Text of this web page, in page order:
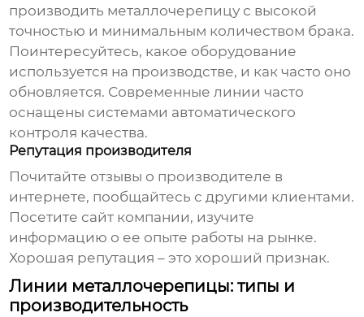
производить металлочерепицу с высокой
точностью и минимальным количеством брака.
Поинтересуйтесь, какое оборудование
используется на производстве, и как часто оно
обновляется. Современные линии часто
оснащены системами автоматического
контроля качества.
Репутация производителя
Почитайте отзывы о производителе в
интернете, пообщайтесь с другими клиентами.
Посетите сайт компании, изучите
информацию о ее опыте работы на рынке.
Хорошая репутация – это хороший признак.
Линии металлочерепицы: типы и
производительность